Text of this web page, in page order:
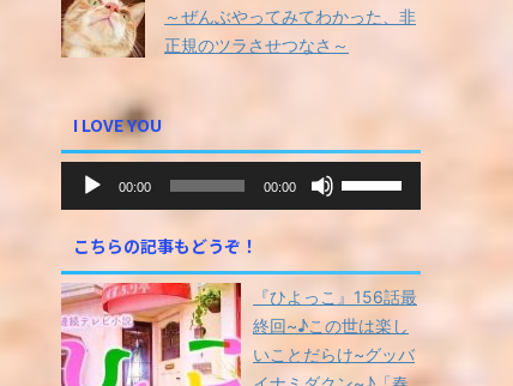
～ぜんぶやってみてわかった、非
正規のツラさせつなさ～
I LOVE YOU
レ
ー
ヤ
ー
00:00 00:00
ム
調
節
に
は
こちらの記事もどうぞ！
『ひよっこ』156話最
終回~♪この世は楽し
いことだらけ~グッバ